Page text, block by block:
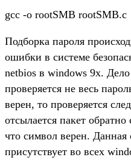
gcc -o rootSMB rootSMB.c
Подборка пароля
ошибки в системе
netbios в windows 9x.
проверяется не весь
верен, то проверяется
отсылается пакет
что символ верен.
присутствует во всех